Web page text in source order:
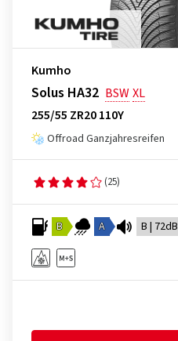
Kumho
Solus HA32 BSWXL
255/55 ZR20 110Y
Offroad Ganzjahresreifen
(25)
B A B | 72dB